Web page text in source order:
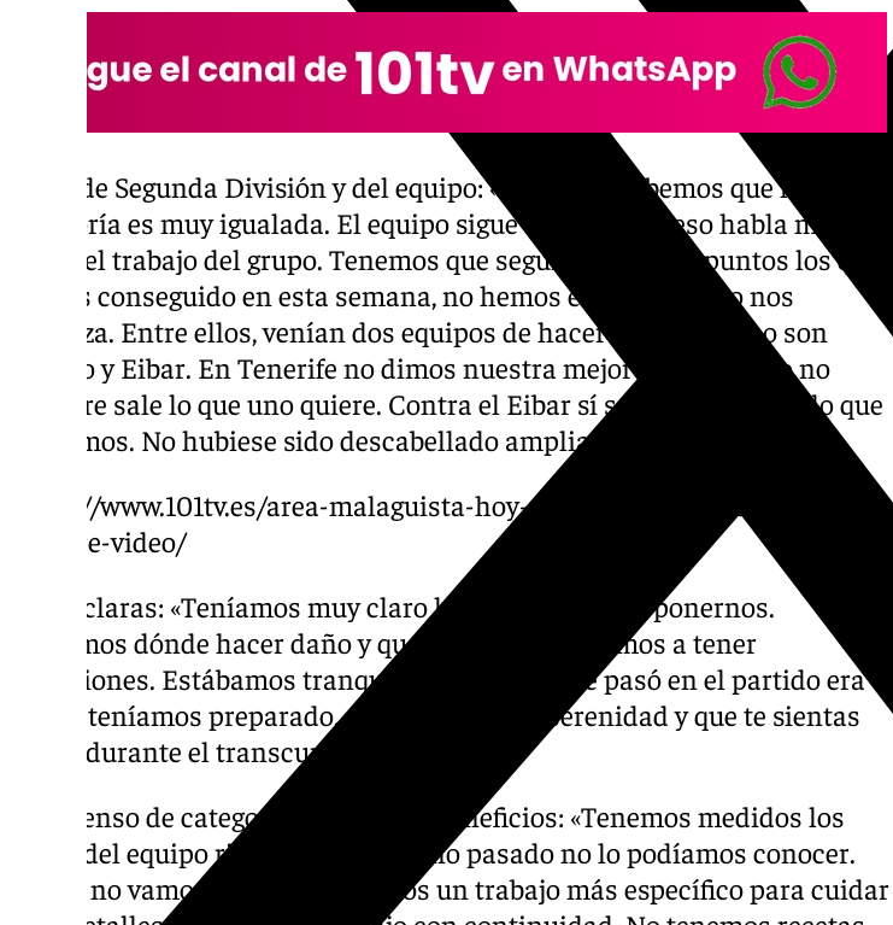
Nivel de Segunda División y del equipo: «Nosotros sabemos que la
categoría es muy igualada. El equipo sigue sin perder y eso habla muy
bien del trabajo del grupo. Tenemos que seguir, son cinco puntos los que
hemos conseguido en esta semana, no hemos encajado y eso nos
refuerza. Entre ellos, venían dos equipos de hacer play-off como son
Oviedo y Eibar. En Tenerife no dimos nuestra mejor versión, pero no
siempre sale lo que uno quiere. Contra el Eibar sí se pareció más a lo que
queremos. No hubiese sido descabellado ampliar el resultado».
https://www.101tv.es/area-malaguista-hoy-con-este-lunes-28-de-
octubre-video/
Ideas claras: «Teníamos muy claro lo que querían proponernos.
Sabíamos dónde hacer daño y que en la contra íbamos a tener
situaciones. Estábamos tranquilos porque lo que pasó en el partido era
lo que teníamos preparado, eso te da mucha serenidad y que te sientas
mejor durante el transcurso del choque».
El ascenso de categoría y sus otros beneficios: «Tenemos medidos los
datos del equipo rival, algo que el año pasado no lo podíamos conocer.
Ahora no vamos a ciegas, hacemos un trabajo más específico para cuidar